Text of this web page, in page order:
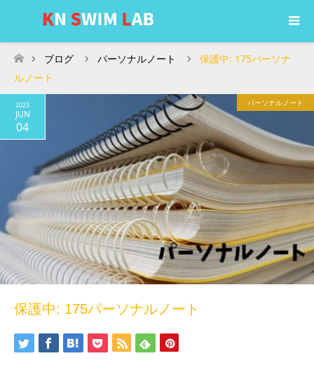
ホーム
ブログ パーソナルノート
保護中: 175パーソナ
ルノート
2023
JUN
04
パーソナルノート
保護中: 175パーソナルノート